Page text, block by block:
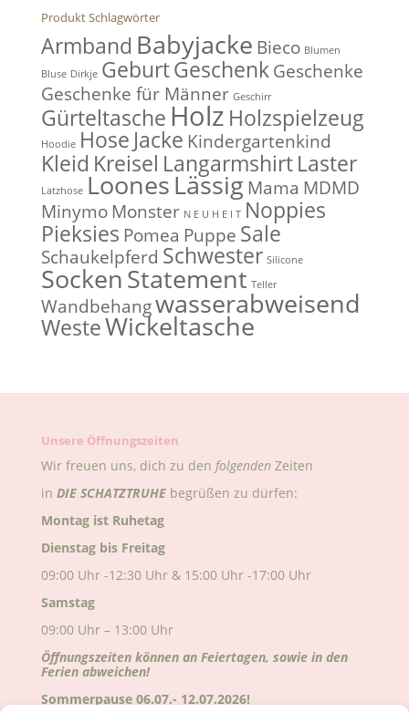
Produkt Schlagwörter
Armband Babyjacke Bieco Blumen
Bluse Dirkje GeburtGeschenk Geschenke
Geschenke für Männer Geschirr
Gürteltasche Holz Holzspielzeug
Hoodie Hose Jacke Kindergartenkind
Kleid Kreisel LangarmshirtLaster
Latzhose LoonesLässig Mama MDMD
Minymo Monster N E U H E I T Noppies
Pieksies Pomea Puppe Sale
Schaukelpferd Schwester Silicone
SockenStatement Teller
Wandbehangwasserabweisend
WesteWickeltasche
Unsere Öffnungszeiten
Wir freuen uns, dich zu den folgenden Zeiten
in DIE SCHATZTRUHEbegrüßen zu dürfen:
Montag ist Ruhetag
Dienstag bis Freitag
09:00 Uhr -12:30 Uhr & 15:00 Uhr -17:00 Uhr
Samstag
09:00 Uhr – 13:00 Uhr
Öffnungszeiten können an Feiertagen, sowie in den
Ferien abweichen!
Sommerpause 06.07.- 12.07.2026!